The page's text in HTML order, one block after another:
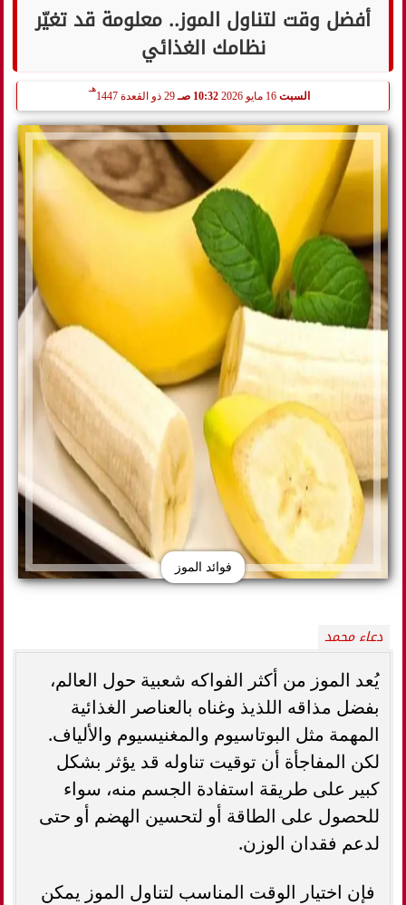
أفضل وقت لتناول الموز.. معلومة قد تغيّر
نظامك الغذائي
السبت 10:32 صـ 29 ذو القعدة 1447
هـ
فوائد الموز
دعاء محمد
يُعد الموز من أكثر الفواكه شعبية حول العالم،
بفضل مذاقه اللذيذ وغناه بالعناصر الغذائية
المهمة مثل البوتاسيوم والمغنيسيوم والألياف.
لكن المفاجأة أن توقيت تناوله قد يؤثر بشكل
كبير على طريقة استفادة الجسم منه، سواء
للحصول على الطاقة أو لتحسين الهضم أو حتى
لدعم فقدان الوزن.
فإن اختيار الوقت المناسب لتناول الموز يمكن